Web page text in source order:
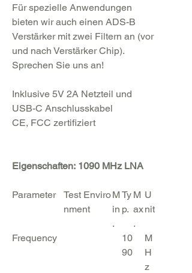
Für spezielle Anwendungen
bieten wir auch einen ADS-B
Verstärker mit zwei Filtern an (vor
und nach Verstärker Chip).
Sprechen Sie uns an!
Inklusive 5V 2A Netzteil und
USB-C Anschlusskabel
CE, FCC zertifiziert
Eigenschaften: 1090 MHz LNA
Parameter Test Enviro
nment
M
in
.
Ty
p.
M
ax
.
U
nit
Frequency
10
90
M
H
z